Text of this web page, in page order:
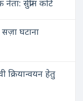
सुप्रीम कोर्ट
घटाना
क्रियान्वयन हेतु